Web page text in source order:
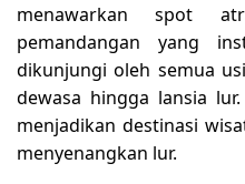
menawarkan spot
pemandangan yang
dikunjungi oleh semua
dewasa hingga lansia
menjadikan destinasi
menyenangkan lur.